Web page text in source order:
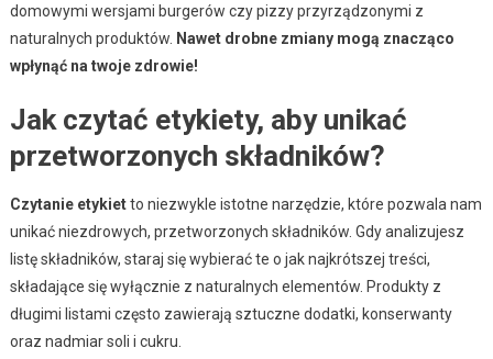
domowymi wersjami burgerów czy pizzy przyrządzonymi z
naturalnych produktów. Nawet drobne zmiany mogą znacząco
wpłynąć na twoje zdrowie!
Jak czytać etykiety, aby unikać
przetworzonych składników?
Czytanie etykietto niezwykle istotne narzędzie, które pozwala nam
unikać niezdrowych, przetworzonych składników. Gdy analizujesz
listę składników, staraj się wybierać te o jak najkrótszej treści,
składające się wyłącznie z naturalnych elementów. Produkty z
długimi listami często zawierają sztuczne dodatki, konserwanty
oraz nadmiar soli i cukru.